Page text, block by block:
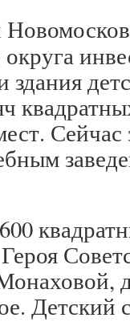
здания
Сейчас
Детский